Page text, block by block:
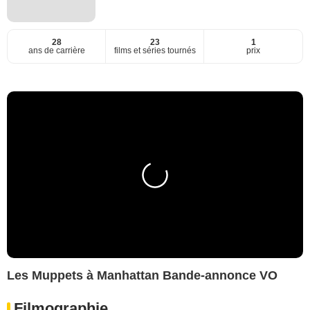
28
ans de carrière
23
films et séries tournés
1
prix
Les Muppets à Manhattan Bande-annonce VO